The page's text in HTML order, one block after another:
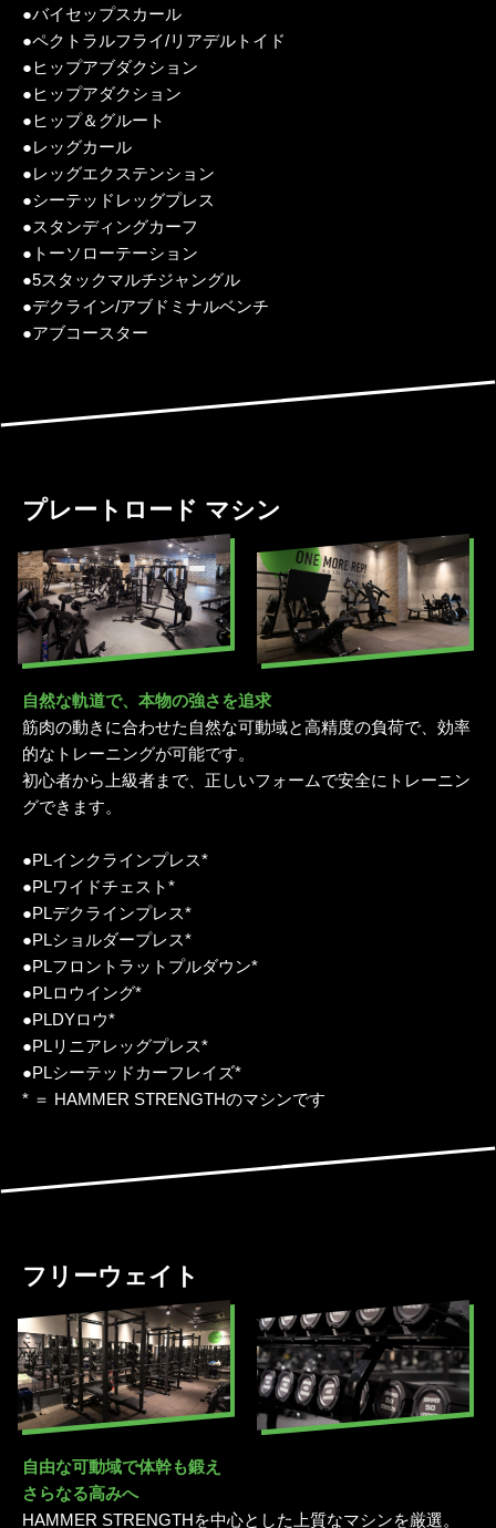
●バイセップスカール
●ペクトラルフライ/リアデルトイド
●ヒップアブダクション
●ヒップアダクション
●ヒップ＆グルート
●レッグカール
●レッグエクステンション
●シーテッドレッグプレス
●スタンディングカーフ
●トーソローテーション
●5スタックマルチジャングル
●デクライン/アブドミナルベンチ
●アブコースター
プレートロード マシン
自然な軌道で、本物の強さを追求
筋肉の動きに合わせた自然な可動域と高精度の負荷で、効率
的なトレーニングが可能です。
初心者から上級者まで、正しいフォームで安全にトレーニン
グできます。
●PLインクラインプレス*
●PLワイドチェスト*
●PLデクラインプレス*
●PLショルダープレス*
●PLフロントラットプルダウン*
●PLロウイング*
●PLDYロウ*
●PLリニアレッグプレス*
●PLシーテッドカーフレイズ*
* ＝ HAMMER STRENGTHのマシンです
フリーウェイト
自由な可動域で体幹も鍛え
さらなる高みへ
HAMMER STRENGTHを中心とした上質なマシンを厳選。